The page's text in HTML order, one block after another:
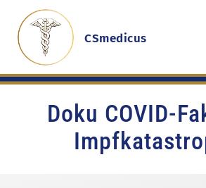
CSmedicus
Doku COVID-